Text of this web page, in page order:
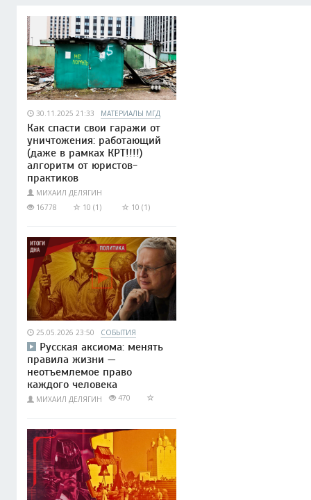
30.11.2025 21:33 МАТЕРИАЛЫ МГД
Как спасти свои гаражи от
уничтожения: работающий
(даже в рамках КРТ!!!!)
алгоритм от юристов-
практиков
МИХАИЛ ДЕЛЯГИН
16778
10 (1) 10 (1)
25.05.2026 23:50 СОБЫТИЯ
Русская аксиома: менять
правила жизни —
неотъемлемое право
каждого человека
МИХАИЛ ДЕЛЯГИН 470